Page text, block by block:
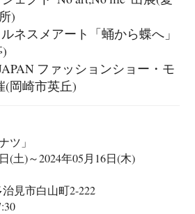
)
ネスメアート「蛹から蝶へ」
ファッションショー・モ
(岡崎市英丘)
ツ」
(土)～2024年05月16日(木)
見市白山町2-222